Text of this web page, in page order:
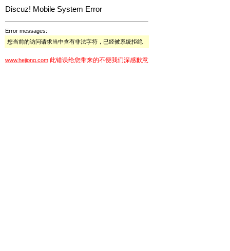
Discuz! Mobile System Error
Error messages:
您当前的访问请求当中含有非法字符，已经被系统拒绝
www.hejiong.com 此错误给您带来的不便我们深感歉意